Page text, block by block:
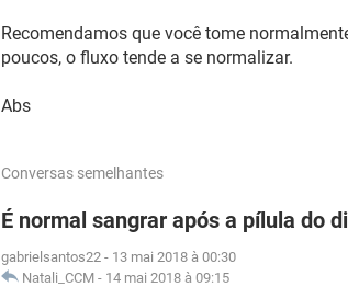
Recomendamos que você tome
poucos, o fluxo tende a se normalizar.
Abs
Conversas semelhantes
É normal sangrar após a pílula do
gabrielsantos22 - 13 mai 2018 à 00:30
Natali_CCM - 14 mai 2018 à 09:15